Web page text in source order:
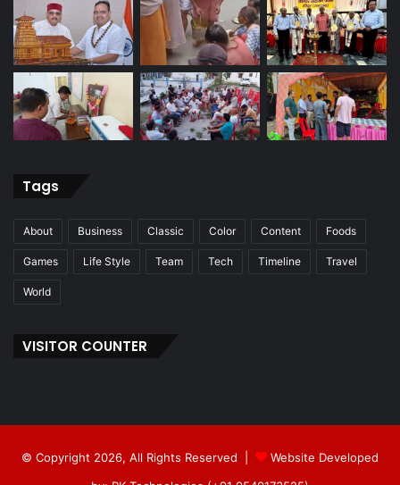
Tags
About Business Classic Color Content Foods
Games Life Style Team Tech Timeline Travel
World
VISITOR COUNTER
© Copyright 2026, All Rights Reserved |
Website Developed